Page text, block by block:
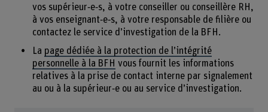
vos supérieur‑e‑s, à votre conseiller ou conseillère RH,
à vos enseignant‑e‑s, à votre responsable de filière ou
contactez le service d’investigation de la BFH.
La page dédiée à la protection de l’intégrité
personnelle à la BFH vous fournit les informations
relatives à la prise de contact interne par signalement
au ou à la supérieur‑e ou au service d’investigation.